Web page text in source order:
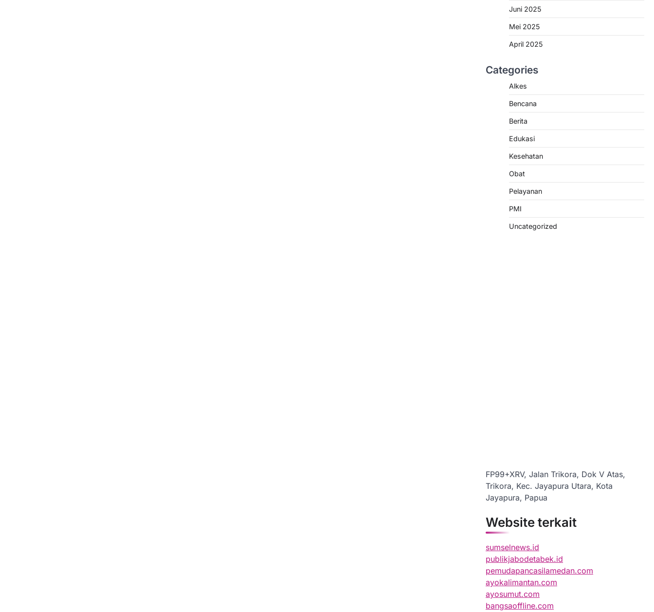
Juni 2025
Mei 2025
April 2025
Categories
Alkes
Bencana
Berita
Edukasi
Kesehatan
Obat
Pelayanan
PMI
Uncategorized
FP99+XRV, Jalan Trikora, Dok V Atas,
Trikora, Kec. Jayapura Utara, Kota
Jayapura, Papua
Website terkait
sumselnews.id
publikjabodetabek.id
pemudapancasilamedan.com
ayokalimantan.com
ayosumut.com
bangsaoffline.com